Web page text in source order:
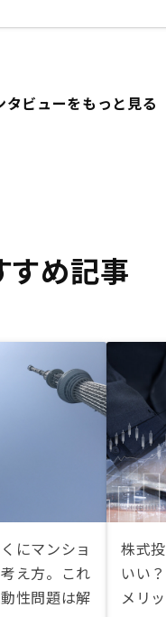
タビューをもっと見る
すめ記事
にマンショ
え方。これ
性問題は解
株式
いい
メリ